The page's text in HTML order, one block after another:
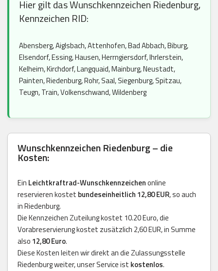
Hier gilt das Wunschkennzeichen Riedenburg,
Kennzeichen RID:
Abensberg, Aiglsbach, Attenhofen, Bad Abbach, Biburg,
Elsendorf, Essing, Hausen, Herrngiersdorf, Ihrlerstein,
Kelheim, Kirchdorf, Langquaid, Mainburg, Neustadt,
Painten, Riedenburg, Rohr, Saal, Siegenburg, Spitzau,
Teugn, Train, Volkenschwand, Wildenberg
Wunschkennzeichen Riedenburg – die
Kosten:
Ein Leichtkraftrad-Wunschkennzeichenonline
reservieren kostet bundeseinheitlich 12,80 EUR, so auch
in Riedenburg.
Die Kennzeichen Zuteilung kostet 10.20 Euro, die
Vorabreservierung kostet zusätzlich 2,60 EUR, in Summe
also 12,80 Euro.
Diese Kosten leiten wir direkt an die Zulassungsstelle
Riedenburg weiter, unser Service ist kostenlos.